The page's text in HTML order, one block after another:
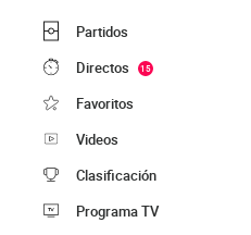
Partidos
Directos
15
Favoritos
Videos
Clasificación
Programa TV